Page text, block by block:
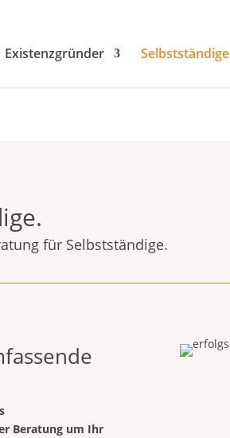
Existenzgründer Selbstständige
für Selbstständige.
Beratung um Ihr